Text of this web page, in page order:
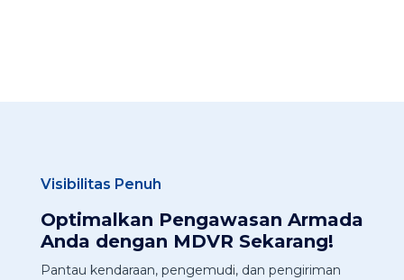
Visibilitas Penuh
Optimalkan Pengawasan Armada
Anda dengan MDVR Sekarang!
Pantau kendaraan, pengemudi, dan pengiriman